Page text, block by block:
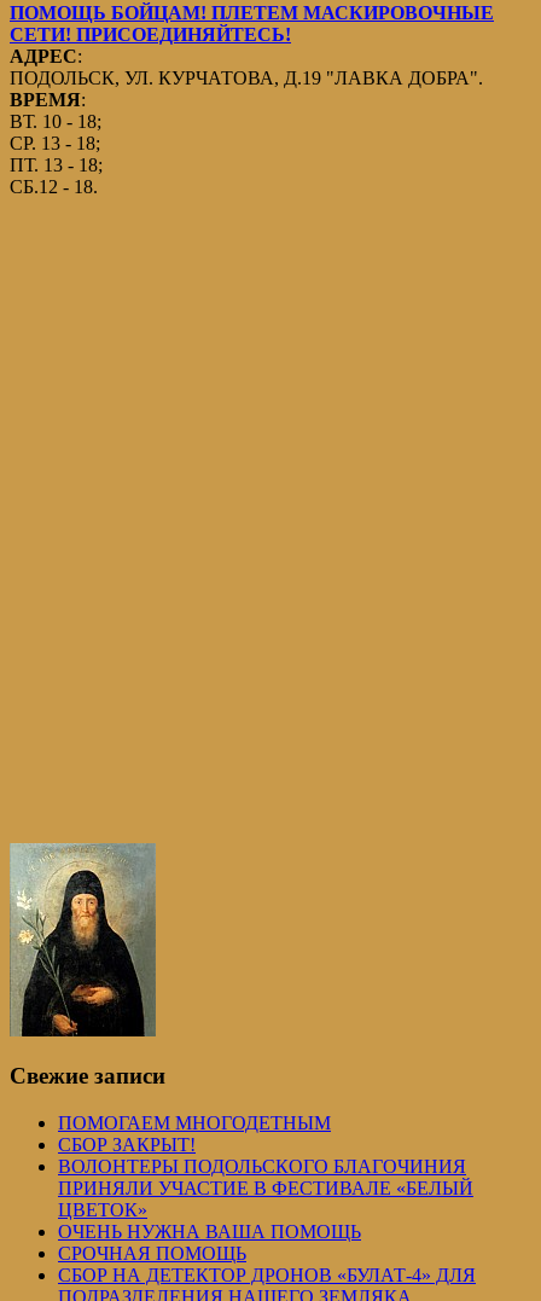
ПОМОЩЬ БОЙЦАМ! ПЛЕТЕМ МАСКИРОВОЧНЫЕ
СЕТИ! ПРИСОЕДИНЯЙТЕСЬ!
АДРЕС:
ПОДОЛЬСК, УЛ. КУРЧАТОВА, Д.19 "ЛАВКА ДОБРА".
ВРЕМЯ:
ВТ. 10 - 18;
СР. 13 - 18;
ПТ. 13 - 18;
СБ.12 - 18.
Свежие записи
ПОМОГАЕМ МНОГОДЕТНЫМ
СБОР ЗАКРЫТ!
ВОЛОНТЕРЫ ПОДОЛЬСКОГО БЛАГОЧИНИЯ
ПРИНЯЛИ УЧАСТИЕ В ФЕСТИВАЛЕ «БЕЛЫЙ
ЦВЕТОК»
ОЧЕНЬ НУЖНА ВАША ПОМОЩЬ
СРОЧНАЯ ПОМОЩЬ
СБОР НА ДЕТЕКТОР ДРОНОВ «БУЛАТ-4» ДЛЯ
ПОДРАЗДЕЛЕНИЯ НАШЕГО ЗЕМЛЯКА